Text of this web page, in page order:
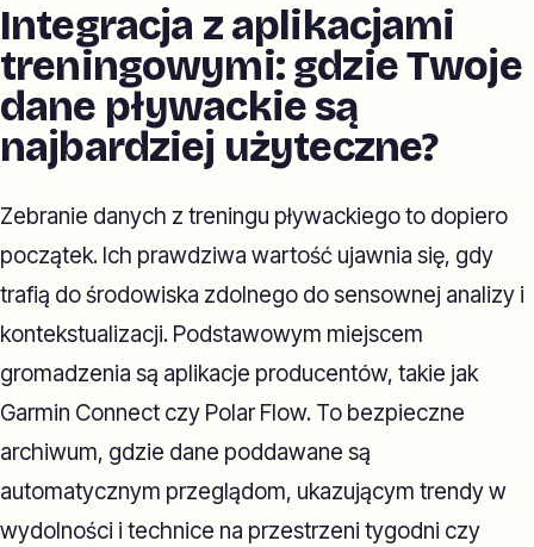
Integracja z aplikacjami
treningowymi: gdzie Twoje
dane pływackie są
najbardziej użyteczne?
Zebranie danych z treningu pływackiego to dopiero
początek. Ich prawdziwa wartość ujawnia się, gdy
trafią do środowiska zdolnego do sensownej analizy i
kontekstualizacji. Podstawowym miejscem
gromadzenia są aplikacje producentów, takie jak
Garmin Connect czy Polar Flow. To bezpieczne
archiwum, gdzie dane poddawane są
automatycznym przeglądom, ukazującym trendy w
wydolności i technice na przestrzeni tygodni czy